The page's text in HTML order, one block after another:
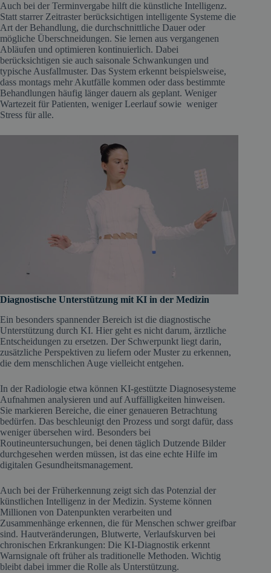
Auch bei der Terminvergabe hilft die künstliche Intelligenz.
Statt starrer Zeitraster berücksichtigen intelligente Systeme die
Art der Behandlung, die durchschnittliche Dauer oder
mögliche Überschneidungen. Sie lernen aus vergangenen
Abläufen und optimieren kontinuierlich. Dabei
berücksichtigen sie auch saisonale Schwankungen und
typische Ausfallmuster. Das System erkennt beispielsweise,
dass montags mehr Akutfälle kommen oder dass bestimmte
Behandlungen häufig länger dauern als geplant. Weniger
Wartezeit für Patienten, weniger Leerlauf sowie weniger
Stress für alle.
Diagnostische Unterstützung mit KI in der Medizin
Ein besonders spannender Bereich ist die diagnostische
Unterstützung durch KI. Hier geht es nicht darum, ärztliche
Entscheidungen zu ersetzen. Der Schwerpunkt liegt darin,
zusätzliche Perspektiven zu liefern oder Muster zu erkennen,
die dem menschlichen Auge vielleicht entgehen.
In der Radiologie etwa können KI-gestützte Diagnosesysteme
Aufnahmen analysieren und auf Auffälligkeiten hinweisen.
Sie markieren Bereiche, die einer genaueren Betrachtung
bedürfen. Das beschleunigt den Prozess und sorgt dafür, dass
weniger übersehen wird. Besonders bei
Routineuntersuchungen, bei denen täglich Dutzende Bilder
durchgesehen werden müssen, ist das eine echte Hilfe im
digitalen Gesundheitsmanagement.
Auch bei der Früherkennung zeigt sich das Potenzial der
künstlichen Intelligenz in der Medizin. Systeme können
Millionen von Datenpunkten verarbeiten und
Zusammenhänge erkennen, die für Menschen schwer greifbar
sind. Hautveränderungen, Blutwerte, Verlaufskurven bei
chronischen Erkrankungen: Die KI-Diagnostik erkennt
Warnsignale oft früher als traditionelle Methoden. Wichtig
bleibt dabei immer die Rolle als Unterstützung.